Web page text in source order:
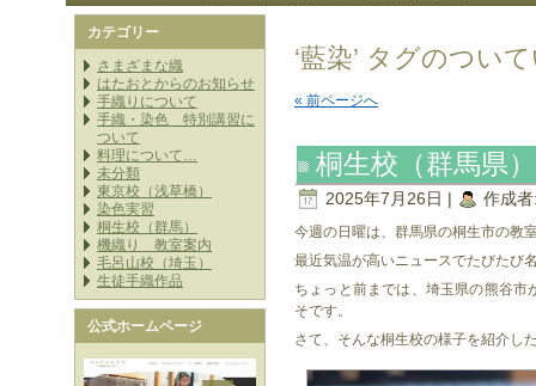
カテゴリー
さまざまな織
はたおとからのお知らせ
手織りについて
手織・染色 特別講習に
ついて
料理について…
未分類
東京校（浅草橋）
染色実習
桐生校（群馬）
機織り 教室案内
毛呂山校（埼玉）
生徒手織作品
公式ホームページ
‘藍染’ タグのつい
« 前ページへ
桐生校（群馬県
2025年7月26日 | 作成
今週の日曜は、群馬県の桐生市の教
最近気温が高いニュースでたびたび
ちょっと前までは、埼玉県の熊谷
そです。
さて、そんな桐生校の様子を紹介し